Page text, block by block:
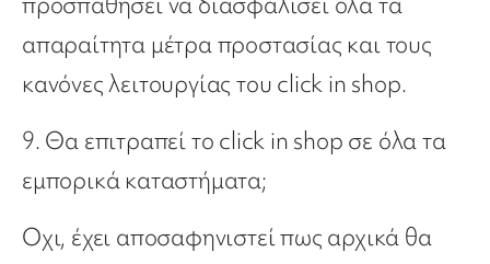
απαραίτητα μέτρα προστασίας και τους
κανόνες λειτουργίας του click in shop.
9. Θα επιτραπεί το click in shop σε όλα τα
εμπορικά καταστήματα;
Οχι, έχει αποσαφηνιστεί πως αρχικά θα